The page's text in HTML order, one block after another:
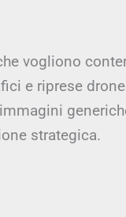
vogliono
e riprese
strategica.